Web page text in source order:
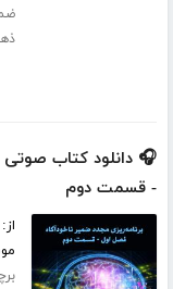
🎧 دانلود کتاب صوتی
- قسمت دوم